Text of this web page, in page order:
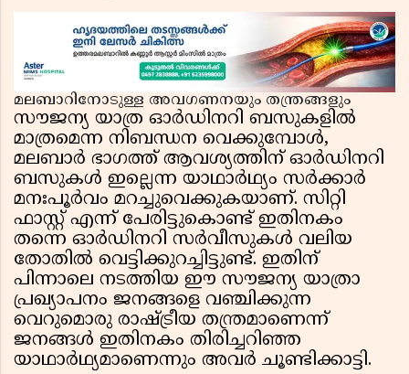
മലബാറിനോടുള്ള അവഗണനയും തന്ത്രങ്ങളും
സൗജന്യ യാത്ര ഓർഡിനറി ബസുകളിൽ
മാത്രമെന്ന നിബന്ധന വെക്കുമ്പോൾ,
മലബാർ ഭാഗത്ത് ആവശ്യത്തിന് ഓർഡിനറി
ബസുകൾ ഇല്ലെന്ന യാഥാർഥ്യം സർക്കാർ
മനഃപൂർവം മറച്ചുവെക്കുകയാണ്. സിറ്റി
ഫാസ്റ്റ് എന്ന് പേരിട്ടുകൊണ്ട് ഇതിനകം
തന്നെ ഓർഡിനറി സർവീസുകൾ വലിയ
തോതിൽ വെട്ടിക്കുറച്ചിട്ടുണ്ട്. ഇതിന്
പിന്നാലെ നടത്തിയ ഈ സൗജന്യ യാത്രാ
പ്രഖ്യാപനം ജനങ്ങളെ വഞ്ചിക്കുന്ന
വെറുമൊരു രാഷ്ട്രീയ തന്ത്രമാണെന്ന്
ജനങ്ങൾ ഇതിനകം തിരിച്ചറിഞ്ഞ
യാഥാർഥ്യമാണെന്നും അവർ ചൂണ്ടിക്കാട്ടി.